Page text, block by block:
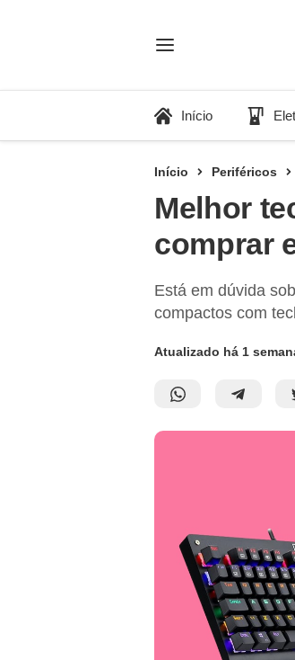
Início
Início Periféricos
Melhor
comprar
Está em dúvida
compactos com
Atualizado há 1